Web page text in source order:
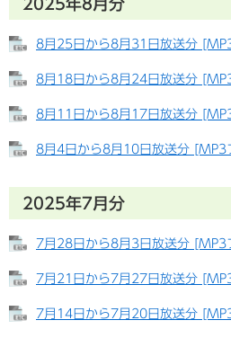
8月25日から8月31日放送分
8月18日から8月24日放送分
8月11日から8月17日放送分
8月4日から8月10日放送分 [MP3
2025年7月分
7月28日から8月3日放送分 [MP3
7月21日から7月27日放送分
7月14日から7月20日放送分